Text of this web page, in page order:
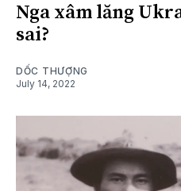
Nga xâm lăng
sai?
DỐC THƯỢNG
July 14, 2022